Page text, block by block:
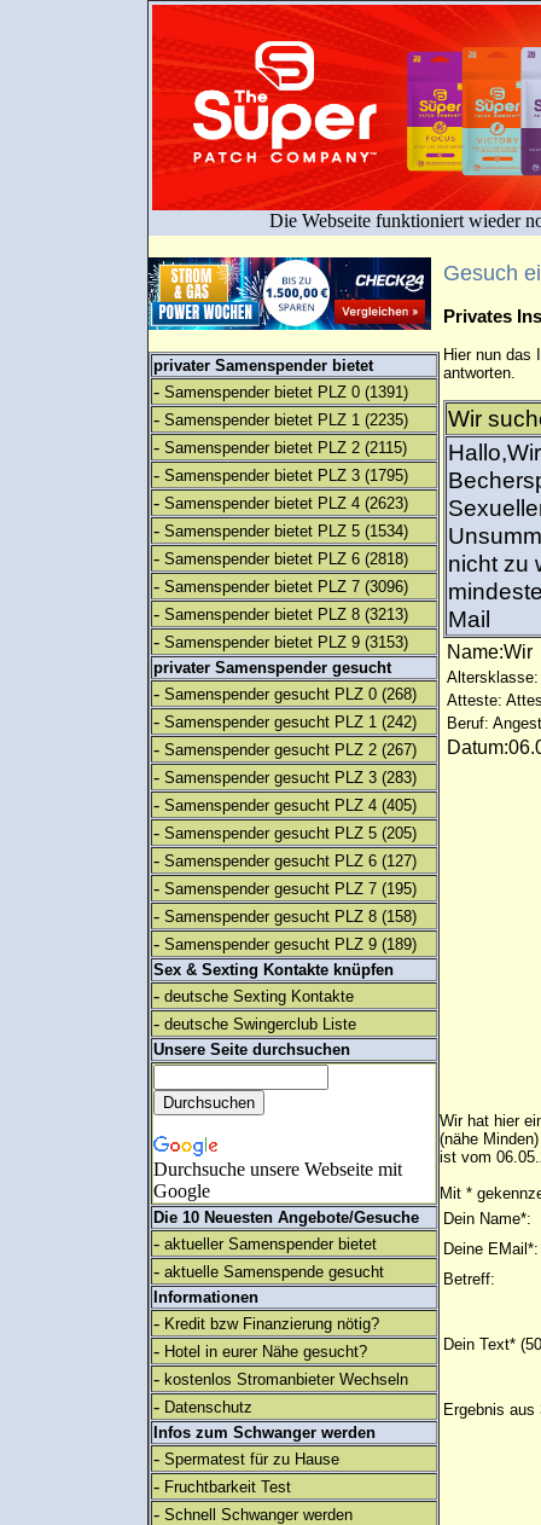
Die Webseite funktioniert wieder
privater Samenspender bietet
- Samenspender bietet PLZ 0 (1391)
- Samenspender bietet PLZ 1 (2235)
- Samenspender bietet PLZ 2 (2115)
- Samenspender bietet PLZ 3 (1795)
- Samenspender bietet PLZ 4 (2623)
- Samenspender bietet PLZ 5 (1534)
- Samenspender bietet PLZ 6 (2818)
- Samenspender bietet PLZ 7 (3096)
- Samenspender bietet PLZ 8 (3213)
- Samenspender bietet PLZ 9 (3153)
privater Samenspender gesucht
- Samenspender gesucht PLZ 0 (268)
- Samenspender gesucht PLZ 1 (242)
- Samenspender gesucht PLZ 2 (267)
- Samenspender gesucht PLZ 3 (283)
- Samenspender gesucht PLZ 4 (405)
- Samenspender gesucht PLZ 5 (205)
- Samenspender gesucht PLZ 6 (127)
- Samenspender gesucht PLZ 7 (195)
- Samenspender gesucht PLZ 8 (158)
- Samenspender gesucht PLZ 9 (189)
Sex & Sexting Kontakte knüpfen
- deutsche Sexting Kontakte
- deutsche Swingerclub Liste
Unsere Seite durchsuchen
Durchsuche unsere Webseite mit
Google
Die 10 Neuesten Angebote/Gesuche
- aktueller Samenspender bietet
- aktuelle Samenspende gesucht
Informationen
- Kredit bzw Finanzierung nötig?
- Hotel in eurer Nähe gesucht?
- kostenlos Stromanbieter Wechseln
- Datenschutz
Infos zum Schwanger werden
- Spermatest für zu Hause
- Fruchtbarkeit Test
- Schnell Schwanger werden
Gesuch
Privates
Hier nun das
antworten.
Wir
nicht zu
Mail
Name:Wir
Altersklasse:
Atteste:
Beruf:
Wir hat hier
(nähe
ist vom
Mit *
Dein Name*:
Deine EMail*:
Betreff:
Dein Text*
Ergebnis aus